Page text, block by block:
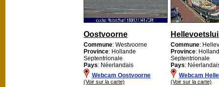
Oostvoorne
Commune: Westvoorne
Province: Hollande
Septentrionale
Pays: Néerlandais
Webcam Oostvoorne
(Voir sur la carte)
Commune:
Province:
Septentrionale
Pays:
Webcam
(Voir sur la carte)